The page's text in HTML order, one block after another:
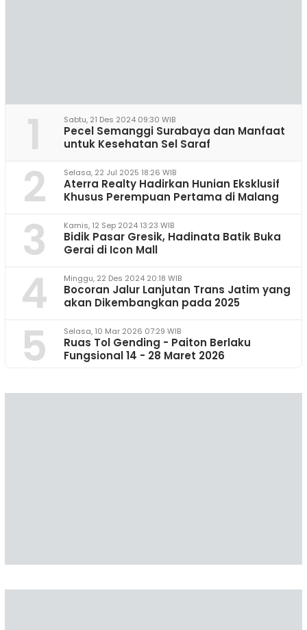
1 Sabtu, 21 Des 2024 09:30 WIB
Pecel Semanggi Surabaya dan Manfaat
untuk Kesehatan Sel Saraf
2 Selasa, 22 Jul 2025 18:26 WIB
Aterra Realty Hadirkan Hunian Eksklusif
Khusus Perempuan Pertama di Malang
3 Kamis, 12 Sep 2024 13:23 WIB
Bidik Pasar Gresik, Hadinata Batik Buka
Gerai di Icon Mall
4 Minggu, 22 Des 2024 20:18 WIB
Bocoran Jalur Lanjutan Trans Jatim yang
akan Dikembangkan pada 2025
5 Selasa, 10 Mar 2026 07:29 WIB
Ruas Tol Gending - Paiton Berlaku
Fungsional 14 - 28 Maret 2026